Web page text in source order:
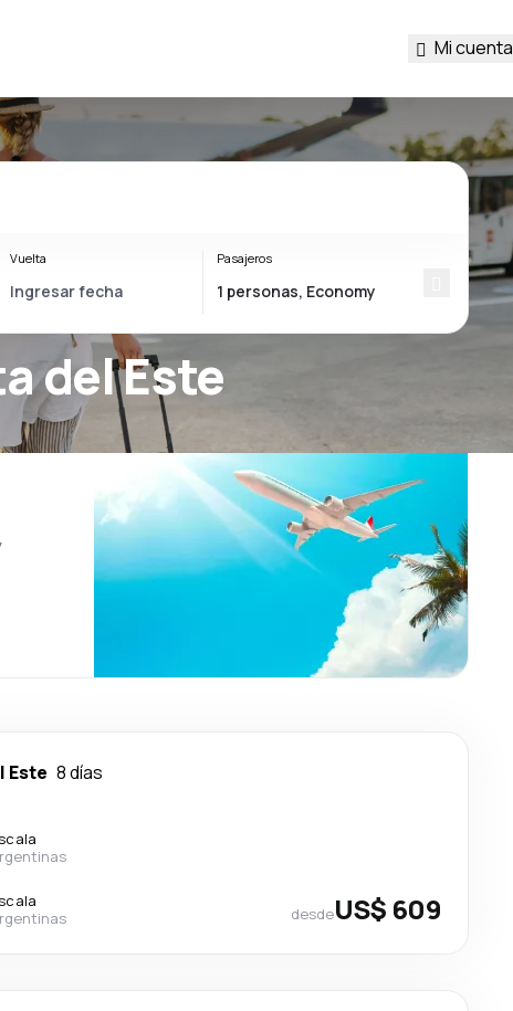
Mi cuenta
del Este
Vuelta Pasajeros
Este 8 días
desdeUS$ 609